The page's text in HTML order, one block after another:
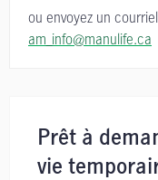
ou envoyez un
am_info@manulife.ca
Prêt à
vie